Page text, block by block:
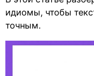
идиомы, чтобы
точным.